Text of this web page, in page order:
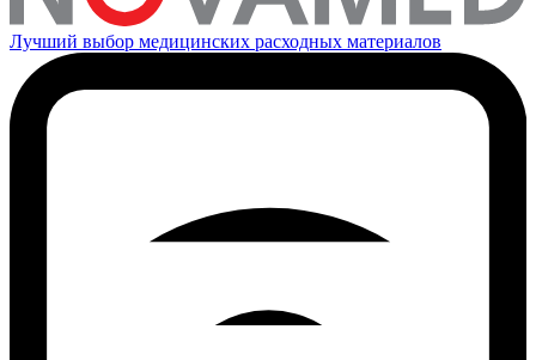
Лучший выбор медицинских расходных материалов